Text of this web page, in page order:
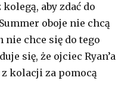
aby zdać do
oboje nie chcą
nie chce się do tego
się, że ojciec Ryan’a
z kolacji za pomocą